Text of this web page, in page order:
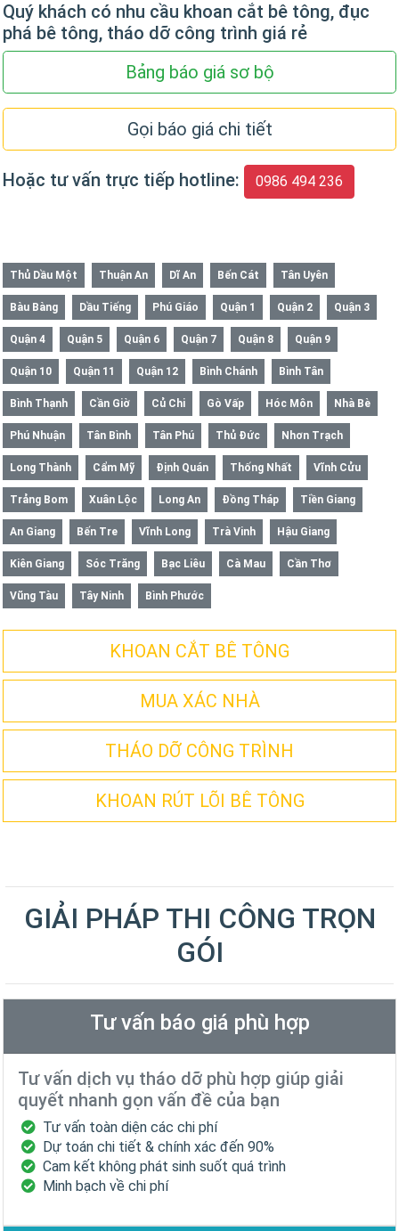
Quý khách có nhu cầu khoan cắt bê tông, đục
phá bê tông, tháo dỡ công trình giá rẻ
Bảng báo giá sơ bộ
Gọi báo giá chi tiết
Hoặc tư vấn trực tiếp hotline: 0986 494 236
Thủ Dầu Một Thuận An Dĩ An Bến Cát Tân Uyên
Bàu Bàng Dầu Tiếng Phú Giáo Quận 1 Quận 2 Quận 3
Quận 4 Quận 5 Quận 6 Quận 7 Quận 8 Quận 9
Quận 10 Quận 11 Quận 12 Bình Chánh Bình Tân
Bình Thạnh Cần Giờ Củ Chi Gò Vấp Hóc Môn Nhà Bè
Phú Nhuận Tân Bình Tân Phú Thủ Đức Nhơn Trạch
Long Thành Cẩm Mỹ Định Quán Thống Nhất Vĩnh Cửu
Trảng Bom Xuân Lộc Long An Đồng Tháp Tiền Giang
An Giang Bến Tre Vĩnh Long Trà Vinh Hậu Giang
Kiên Giang Sóc Trăng Bạc Liêu Cà Mau Cần Thơ
Vũng Tàu Tây Ninh Bình Phước
KHOAN CẮT BÊ TÔNG
MUA XÁC NHÀ
THÁO DỠ CÔNG TRÌNH
KHOAN RÚT LÕI BÊ TÔNG
GIẢI PHÁP THI CÔNG TRỌN
GÓI
Tư vấn báo giá phù hợp
Tư vấn dịch vụ tháo dỡ phù hợp giúp giải
quyết nhanh gọn vấn đề của bạn
Tư vấn toàn diện các chi phí
Dự toán chi tiết & chính xác đến 90%
Cam kết không phát sinh suốt quá trình
Minh bạch về chi phí